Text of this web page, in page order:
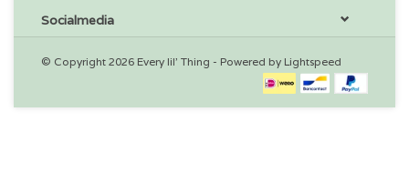
Socialmedia
© Copyright 2026 Every lil' Thing - Powered by Lightspeed